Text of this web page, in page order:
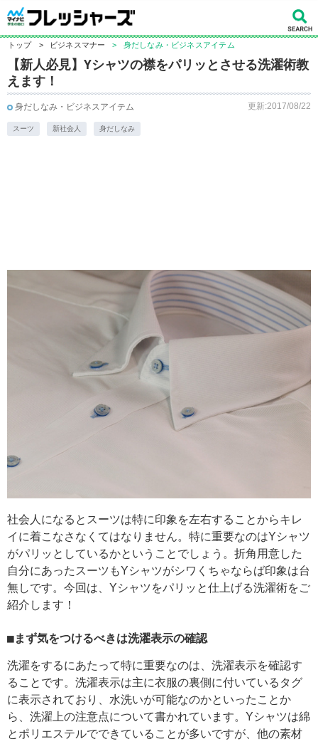
トップ > ビジネスマナー > 身だしなみ・ビジネスアイテム
【新人必見】Yシャツの襟をパリッとさせる洗濯術教
えます！
身だしなみ・ビジネスアイテム 更新:2017/08/22
スーツ 新社会人 身だしなみ
社会人になるとスーツは特に印象を左右することからキレ
イに着こなさなくてはなりません。特に重要なのはYシャツ
がパリッとしているかということでしょう。折角用意した
自分にあったスーツもYシャツがシワくちゃならば印象は台
無しです。今回は、Yシャツをパリッと仕上げる洗濯術をご
紹介します！
■まず気をつけるべきは洗濯表示の確認
洗濯をするにあたって特に重要なのは、洗濯表示を確認す
ることです。洗濯表示は主に衣服の裏側に付いているタグ
に表示されており、水洗いが可能なのかといったことか
ら、洗濯上の注意点について書かれています。Yシャツは綿
とポリエステルでできていることが多いですが、他の素材